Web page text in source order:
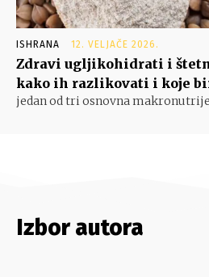
ISHRANA 12. VELJAČE 2026.
Zdravi ugljikohidrati i
kako ih razlikovati i koje
jedan od tri osnovna
Izbor autora